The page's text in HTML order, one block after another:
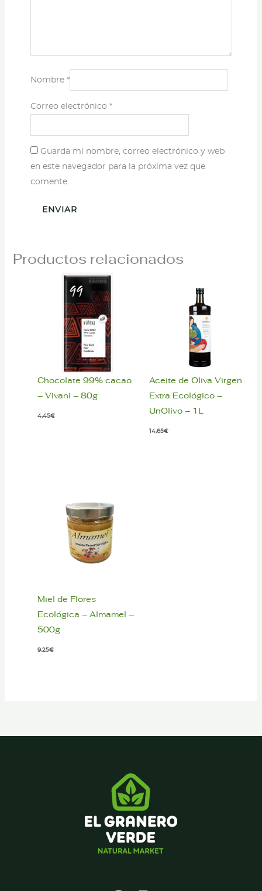
Nombre *
Correo electrónico *
Guarda mi nombre, correo electrónico y web
en este navegador para la próxima vez que
comente.
Productos relacionados
Chocolate 99% cacao
– Vivani – 80g
4,45€
Aceite de Oliva Virgen
Extra Ecológico –
UnOlivo – 1L
14,65€
Miel de Flores
Ecológica – Almamel –
500g
9,25€